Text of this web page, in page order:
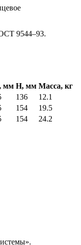
9544–93.
мм Н, мм Масса, кг
136
12.1
154
19.5
154
24.2
.